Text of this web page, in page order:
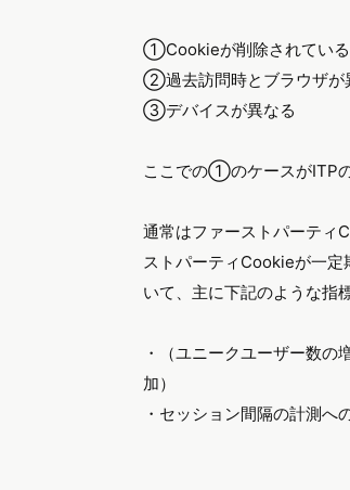
①Cookieが削除されている
②過去訪問時とブラウザが
③デバイスが異なる
ここでの①のケースがITP
通常はファーストパーティ
ストパーティCookieが一
いて、主に下記のような指
・（ユニークユーザー数
加）
・セッション間隔の計測へ